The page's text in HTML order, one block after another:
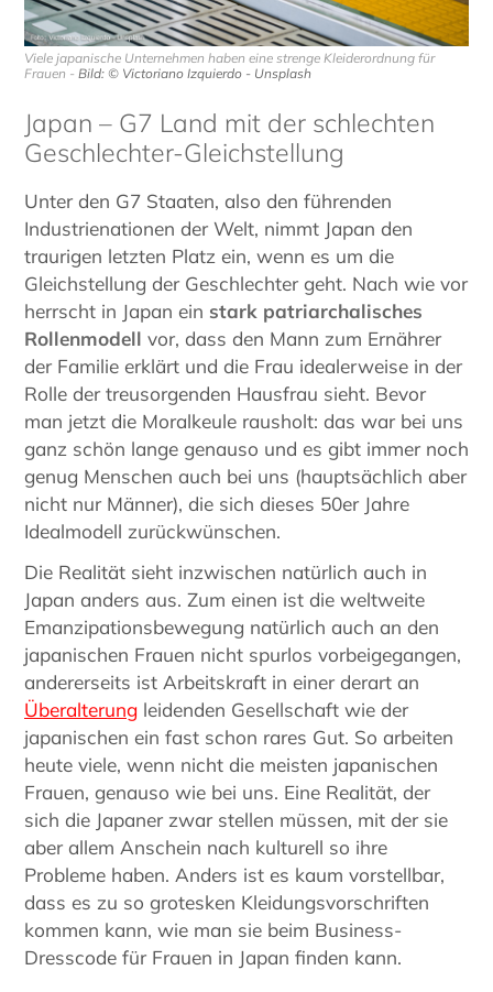
Viele japanische Unternehmen haben eine strenge Kleiderordnung für
Frauen - Bild: © Victoriano Izquierdo - Unsplash
Japan – G7 Land mit der schlechten
Geschlechter-Gleichstellung
Unter den G7 Staaten, also den führenden
Industrienationen der Welt, nimmt Japan den
traurigen letzten Platz ein, wenn es um die
Gleichstellung der Geschlechter geht. Nach wie vor
herrscht in Japan ein stark patriarchalisches
Rollenmodell vor, dass den Mann zum Ernährer
der Familie erklärt und die Frau idealerweise in der
Rolle der treusorgenden Hausfrau sieht. Bevor
man jetzt die Moralkeule rausholt: das war bei uns
ganz schön lange genauso und es gibt immer noch
genug Menschen auch bei uns (hauptsächlich aber
nicht nur Männer), die sich dieses 50er Jahre
Idealmodell zurückwünschen.
Die Realität sieht inzwischen natürlich auch in
Japan anders aus. Zum einen ist die weltweite
Emanzipationsbewegung natürlich auch an den
japanischen Frauen nicht spurlos vorbeigegangen,
andererseits ist Arbeitskraft in einer derart an
Überalterung leidenden Gesellschaft wie der
japanischen ein fast schon rares Gut. So arbeiten
heute viele, wenn nicht die meisten japanischen
Frauen, genauso wie bei uns. Eine Realität, der
sich die Japaner zwar stellen müssen, mit der sie
aber allem Anschein nach kulturell so ihre
Probleme haben. Anders ist es kaum vorstellbar,
dass es zu so grotesken Kleidungsvorschriften
kommen kann, wie man sie beim Business-
Dresscode für Frauen in Japan finden kann.